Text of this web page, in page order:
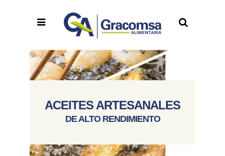
ACEITES ARTESANALES
DE ALTO RENDIMIENTO